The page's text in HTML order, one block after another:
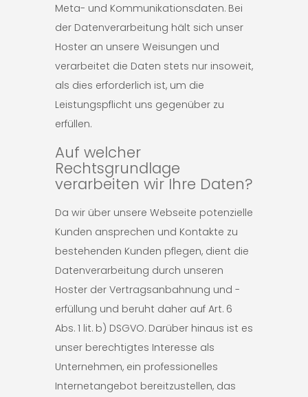
Meta- und Kommunikationsdaten. Bei
der Datenverarbeitung hält sich unser
Hoster an unsere Weisungen und
verarbeitet die Daten stets nur insoweit,
als dies erforderlich ist, um die
Leistungspflicht uns gegenüber zu
erfüllen.
Auf welcher
Rechtsgrundlage
verarbeiten wir Ihre Daten?
Da wir über unsere Webseite potenzielle
Kunden ansprechen und Kontakte zu
bestehenden Kunden pflegen, dient die
Datenverarbeitung durch unseren
Hoster der Vertragsanbahnung und -
erfüllung und beruht daher auf Art. 6
Abs. 1 lit. b) DSGVO. Darüber hinaus ist es
unser berechtigtes Interesse als
Unternehmen, ein professionelles
Internetangebot bereitzustellen, das